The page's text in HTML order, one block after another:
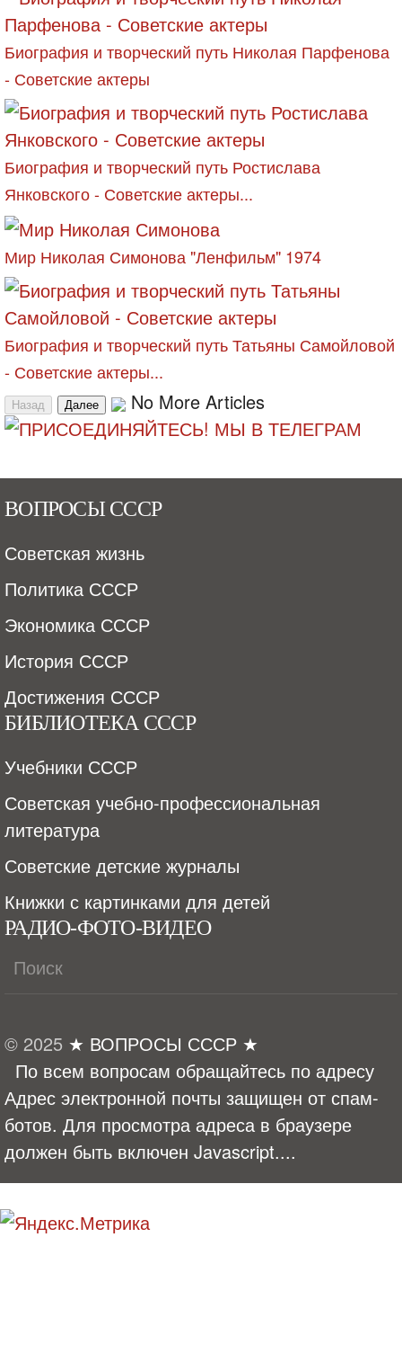
Биография и творческий путь Николая Парфенова
- Советские актеры
Биография и творческий путь Ростислава
Янковского - Советские актеры...
Мир Николая Симонова "Ленфильм" 1974
Биография и творческий путь Татьяны Самойловой
- Советские актеры...
Назад Далее No More Articles
ВОПРОСЫ СССР
Советская жизнь
Политика СССР
Экономика СССР
История СССР
Достижения СССР
БИБЛИОТЕКА СССР
Учебники СССР
Советская учебно-профессиональная
литература
Советские детские журналы
Книжки с картинками для детей
РАДИО-ФОТО-ВИДЕО
© 2025 ★ ВОПРОСЫ СССР ★
По всем вопросам обращайтесь по адресу
Адрес электронной почты защищен от спам-
ботов. Для просмотра адреса в браузере
должен быть включен Javascript....